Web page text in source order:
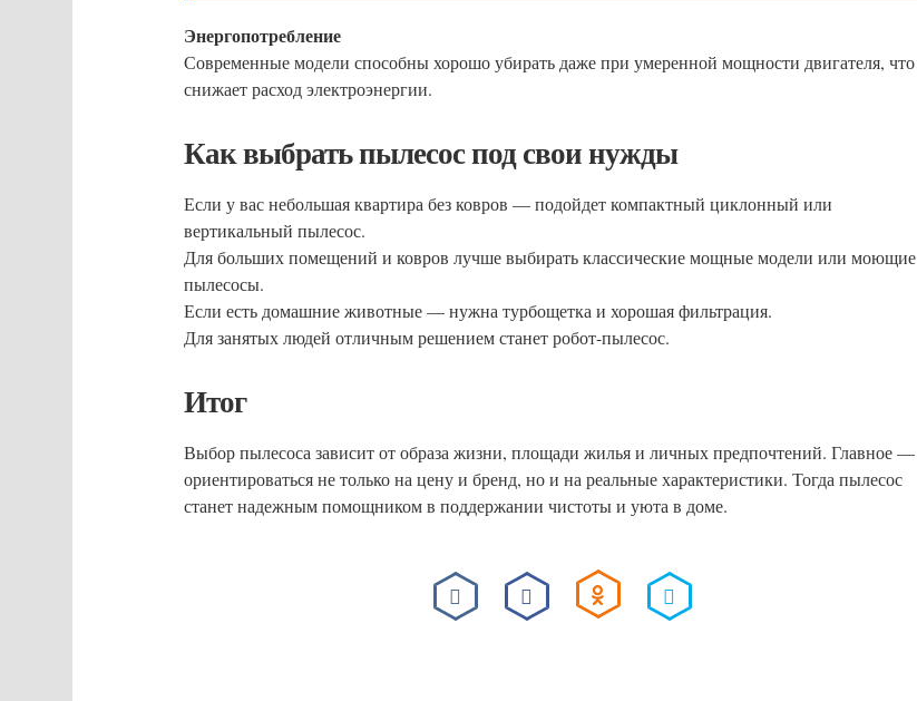
Энергопотребление
Современные модели способны хорошо убирать даже при умеренной мощности двигателя, что
снижает расход электроэнергии.
Как выбрать пылесос под свои нужды
Если у вас небольшая квартира без ковров — подойдет компактный циклонный или
вертикальный пылесос.
Для больших помещений и ковров лучше выбирать классические мощные модели или моющие
пылесосы.
Если есть домашние животные — нужна турбощетка и хорошая фильтрация.
Для занятых людей отличным решением станет робот-пылесос.
Итог
Выбор пылесоса зависит от образа жизни, площади жилья и личных предпочтений. Главное —
ориентироваться не только на цену и бренд, но и на реальные характеристики. Тогда пылесос
станет надежным помощником в поддержании чистоты и уюта в доме.